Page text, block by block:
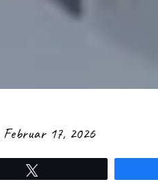
Februar 17, 2026